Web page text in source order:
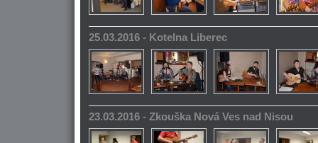
25.03.2016 - Kotelna Liberec
23.03.2016 - Zkouška Nová Ves nad Nisou